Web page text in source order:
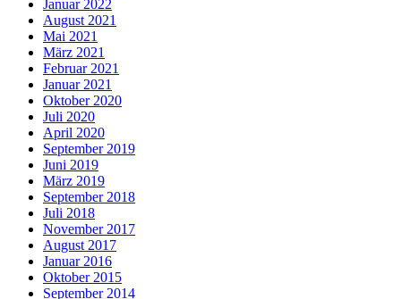
Januar 2022
August 2021
Mai 2021
März 2021
Februar 2021
Januar 2021
Oktober 2020
Juli 2020
April 2020
September 2019
Juni 2019
März 2019
September 2018
Juli 2018
November 2017
August 2017
Januar 2016
Oktober 2015
September 2014